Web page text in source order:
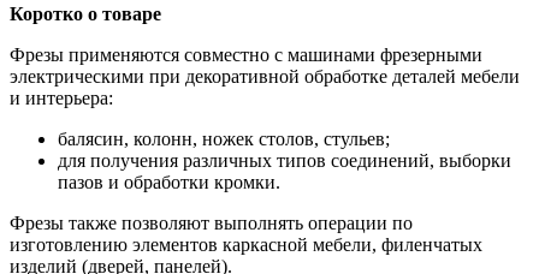
Коротко о товаре
Фрезы применяются совместно с машинами фрезерными
электрическими при декоративной обработке деталей мебели
и интерьера:
балясин, колонн, ножек столов, стульев;
для получения различных типов соединений, выборки
пазов и обработки кромки.
Фрезы также позволяют выполнять операции по
изготовлению элементов каркасной мебели, филенчатых
изделий (дверей, панелей).